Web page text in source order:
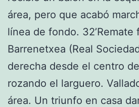
área, pero que acabó
línea de fondo.
Barrenetxea (Real
derecha desde el centro
rozando el larguero.
área. Un triunfo en casa